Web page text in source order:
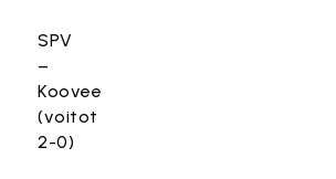
SPV
–
Koovee
(voitot
2-0)